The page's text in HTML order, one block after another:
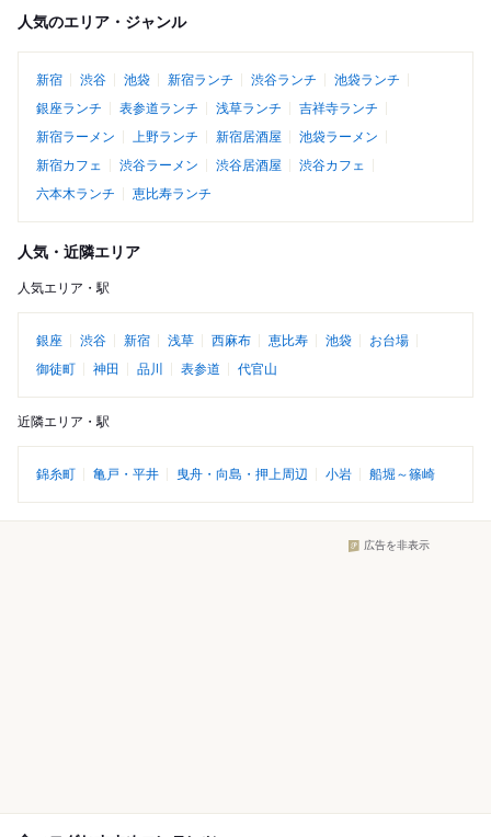
人気のエリア・ジャンル
新宿 渋谷 池袋 新宿ランチ 渋谷ランチ
池袋ランチ
銀座ランチ
表参道ランチ 浅草ランチ
吉祥寺ランチ
新宿ラーメン
上野ランチ 新宿居酒屋
池袋ラーメン
新宿カフェ
渋谷ラーメン 渋谷居酒屋
渋谷カフェ
六本木ランチ
恵比寿ランチ
人気・近隣エリア
人気エリア・駅
銀座 渋谷 新宿 浅草 西麻布 恵比寿 池袋
お台場
御徒町
神田 品川 表参道 代官山
近隣エリア・駅
錦糸町 亀戸・平井 曳舟・向島・押上周辺 小岩 船堀～篠崎
広告を非表示